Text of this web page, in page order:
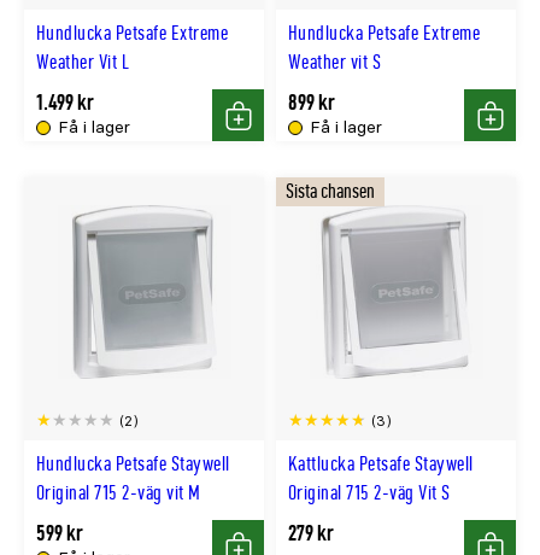
Hundlucka Petsafe Extreme
Weather Vit L
Få i lager
1.499 kr
Köp
Hundlucka Petsafe Extreme
Weather vit S
Få i lager
899 kr
Köp
Hundlucka Petsafe Staywell
Original 715 2-väg vit M
(2)
599 kr
Kattlucka Petsafe Staywell
Original 715 2-väg Vit S
(3)
Sista chansen
279 kr